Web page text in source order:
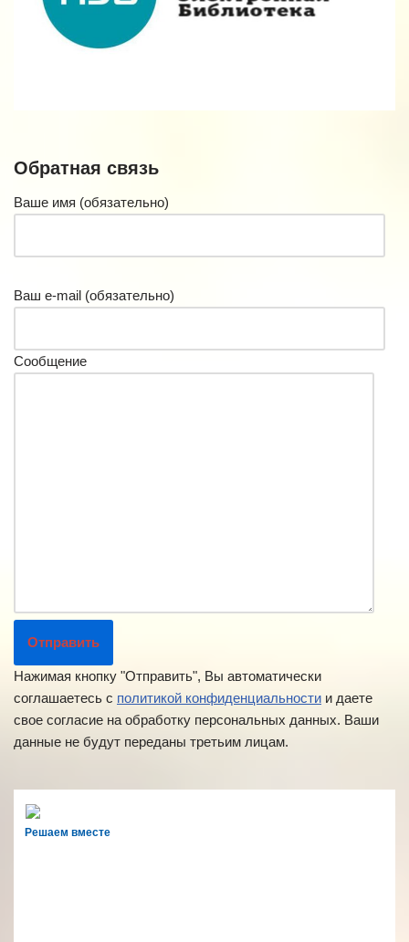
Обратная связь
Ваше имя (обязательно)
Ваш e-mail (обязательно)
Сообщение
Нажимая кнопку "Отправить", Вы автоматически
соглашаетесь с политикой конфиденциальности и даете
свое согласие на обработку персональных данных. Ваши
данные не будут переданы третьим лицам.
Решаем вместе